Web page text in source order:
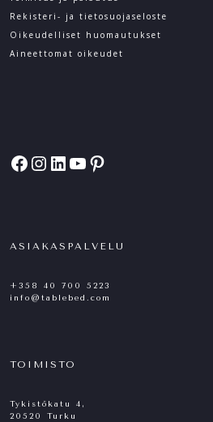
Rekisteri- ja tietosuoja­seloste
Oikeudelliset huomautukset
Aineettomat oikeudet
Facebook
Instagram
LinkedIn
YouTube
Pinterest
ASIAKASPALVELU
+358 40 700 5223
info@tablebed.com
TOIMISTO
Tykistökatu 4,
20520 Turku